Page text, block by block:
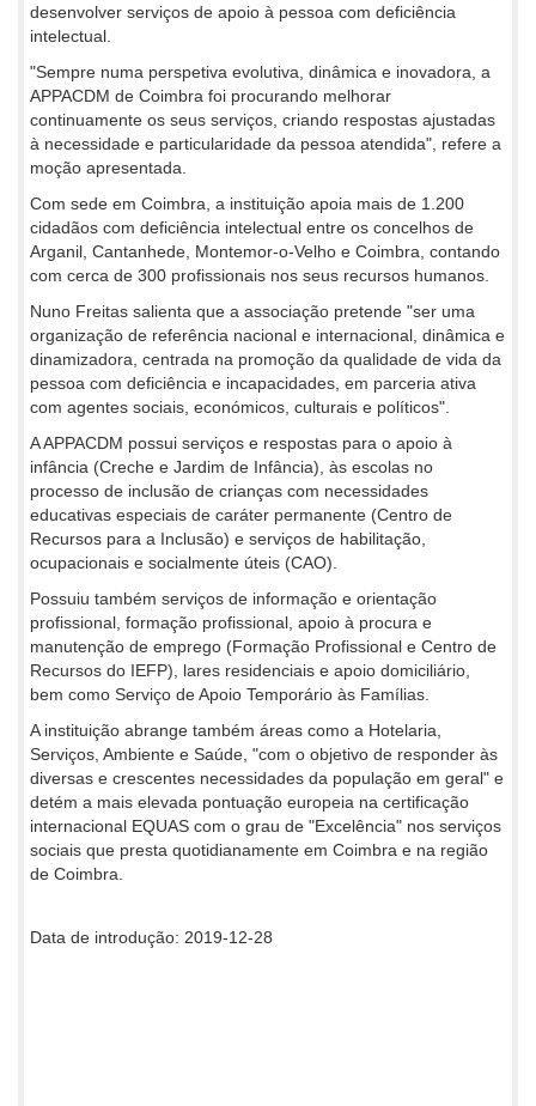
desenvolver serviços de apoio à pessoa com deficiência
intelectual.
"Sempre numa perspetiva evolutiva, dinâmica e inovadora, a
APPACDM de Coimbra foi procurando melhorar
continuamente os seus serviços, criando respostas ajustadas
à necessidade e particularidade da pessoa atendida", refere a
moção apresentada.
Com sede em Coimbra, a instituição apoia mais de 1.200
cidadãos com deficiência intelectual entre os concelhos de
Arganil, Cantanhede, Montemor-o-Velho e Coimbra, contando
com cerca de 300 profissionais nos seus recursos humanos.
Nuno Freitas salienta que a associação pretende "ser uma
organização de referência nacional e internacional, dinâmica e
dinamizadora, centrada na promoção da qualidade de vida da
pessoa com deficiência e incapacidades, em parceria ativa
com agentes sociais, económicos, culturais e políticos".
A APPACDM possui serviços e respostas para o apoio à
infância (Creche e Jardim de Infância), às escolas no
processo de inclusão de crianças com necessidades
educativas especiais de caráter permanente (Centro de
Recursos para a Inclusão) e serviços de habilitação,
ocupacionais e socialmente úteis (CAO).
Possuiu também serviços de informação e orientação
profissional, formação profissional, apoio à procura e
manutenção de emprego (Formação Profissional e Centro de
Recursos do IEFP), lares residenciais e apoio domiciliário,
bem como Serviço de Apoio Temporário às Famílias.
A instituição abrange também áreas como a Hotelaria,
Serviços, Ambiente e Saúde, "com o objetivo de responder às
diversas e crescentes necessidades da população em geral" e
detém a mais elevada pontuação europeia na certificação
internacional EQUAS com o grau de "Excelência" nos serviços
sociais que presta quotidianamente em Coimbra e na região
de Coimbra.
Data de introdução: 2019-12-28